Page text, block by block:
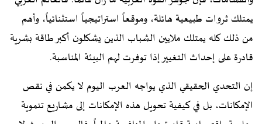
يمتلك ثروات طبيعية هائلة، وموقعاً استراتيجياً استثنائياً، وأهم
من ذلك كله يمتلك ملايين الشباب الذين يشكلون أكبر طاقة بشرية
قادرة على إحداث التغيير إذا توفرت لهم البيئة المناسبة.
إن التحدي الحقيقي الذي يواجه العرب اليوم لا يكمن في نقص
الإمكانات، بل في كيفية تحويل هذه الإمكانات إلى مشاريع تنموية